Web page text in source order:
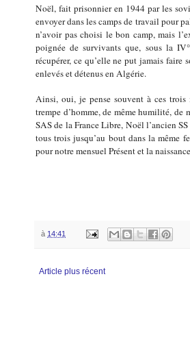
Noël, fait prisonnier en 1944 par les
envoyer dans les camps de travail pour
n’avoir pas choisi le bon camp, mais
poignée de survivants que, sous la
récupérer, ce qu’elle ne put jamais
enlevés et détenus en Algérie.
Ainsi, oui, je pense souvent à ces trois
trempe d’homme, de même humilité, de
SAS de la France Libre, Noël l’ancien
tous trois jusqu’au bout dans la même
pour notre mensuel Présent et la
à 14:41
Article plus récent